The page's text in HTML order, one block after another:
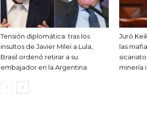
Tensión diplomática: tras los
insultos de Javier Milei a Lula,
Brasil ordenó retirar a su
embajador en la Argentina
Juró
las
minería